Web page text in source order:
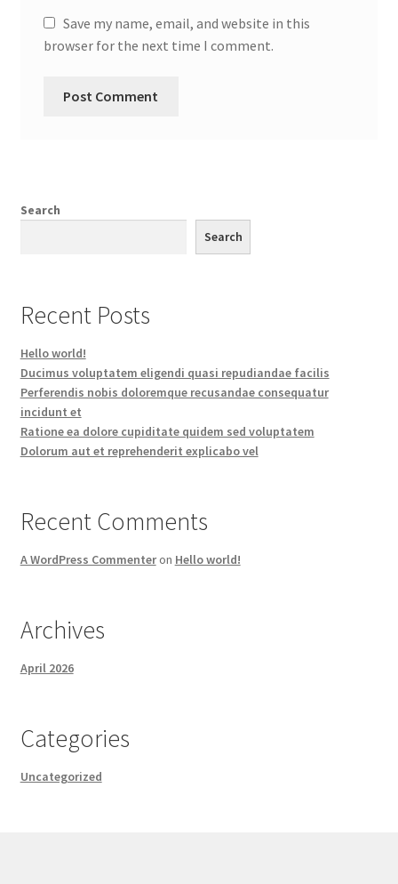
Save my name, email, and website in this
browser for the next time I comment.
Search
Search
Recent Posts
Hello world!
Ducimus voluptatem eligendi quasi repudiandae facilis
Perferendis nobis doloremque recusandae consequatur
incidunt et
Ratione ea dolore cupiditate quidem sed voluptatem
Dolorum aut et reprehenderit explicabo vel
Recent Comments
A WordPress Commenteron Hello world!
Archives
April 2026
Categories
Uncategorized